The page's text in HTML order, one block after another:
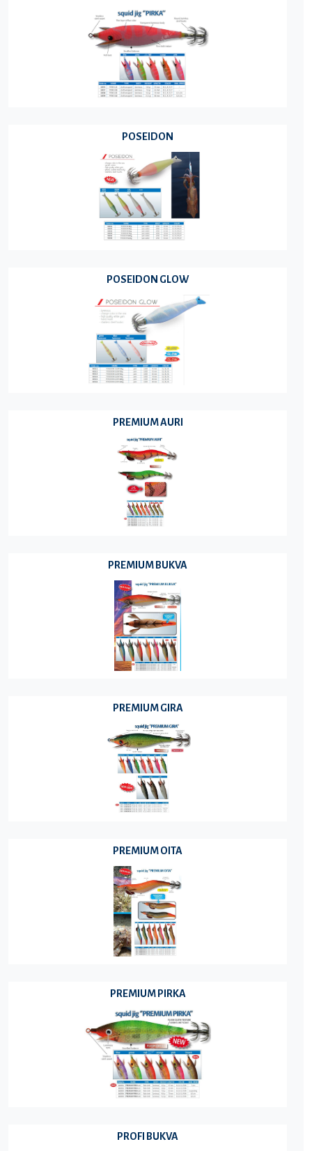
POSEIDON
POSEIDON GLOW
PREMIUM AURI
PREMIUM BUKVA
PREMIUM GIRA
PREMIUM OITA
PREMIUM PIRKA
PROFI BUKVA